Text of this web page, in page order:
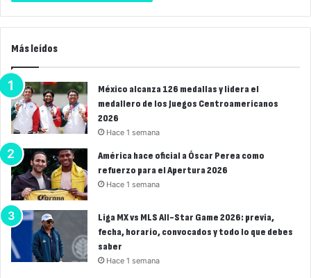
Más leídos
México alcanza 126 medallas y lidera el
medallero de los Juegos Centroamericanos
2026
Hace 1 semana
América hace oficial a Óscar Perea como
refuerzo para el Apertura 2026
Hace 1 semana
Liga MX vs MLS All-Star Game 2026: previa,
fecha, horario, convocados y todo lo que debes
saber
Hace 1 semana